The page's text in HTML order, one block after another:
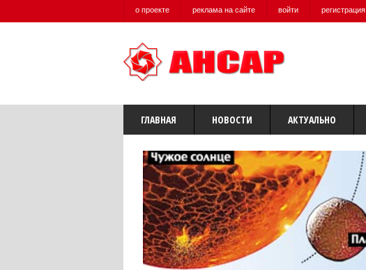
о проекте реклама на сайте войти регистрация
ГЛАВНАЯ НОВОСТИ АКТУАЛЬНО